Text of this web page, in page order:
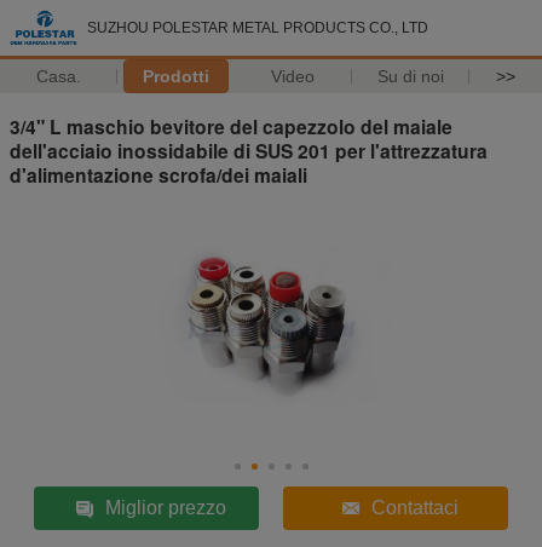
SUZHOU POLESTAR METAL PRODUCTS CO., LTD
Casa. Prodotti Video Su di noi >>
3/4" L maschio bevitore del capezzolo del maiale
dell'acciaio inossidabile di SUS 201 per l'attrezzatura
d'alimentazione scrofa/dei maiali
Miglior prezzo Contattaci